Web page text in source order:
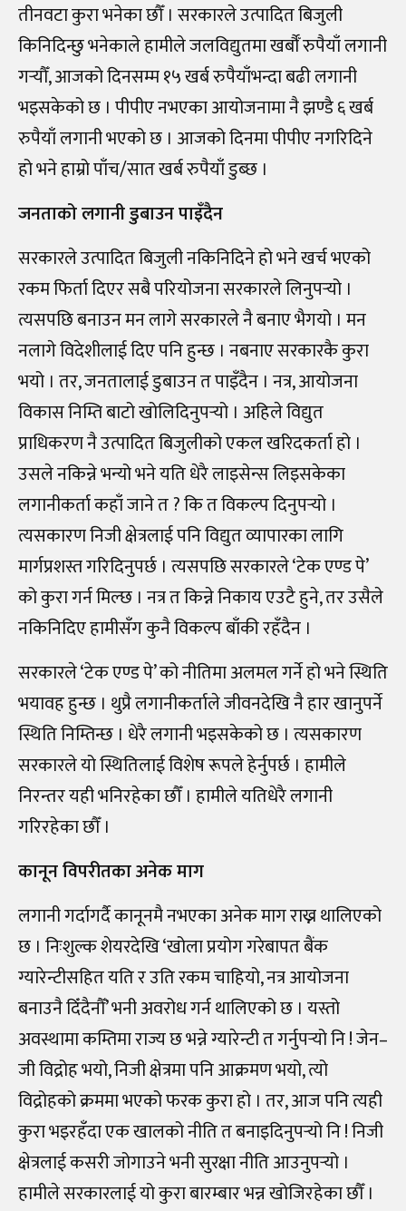
तीनवटा कुरा भनेका छौँ । सरकारले उत्पादित बिजुली
किनिदिन्छु भनेकाले हामीले जलविद्युतमा खर्बौँ रुपैयाँ लगानी
गर्‍यौँ, आजको दिनसम्म १५ खर्ब रुपैयाँभन्दा बढी लगानी
भइसकेको छ । पीपीए नभएका आयोजनामा नै झण्डै ६ खर्ब
रुपैयाँ लगानी भएको छ । आजको दिनमा पीपीए नगरिदिने
हो भने हाम्रो पाँच/सात खर्ब रुपैयाँ डुब्छ ।
जनताको लगानी डुबाउन पाइँदैन
सरकारले उत्पादित बिजुली नकिनिदिने हो भने खर्च भएको
रकम फिर्ता दिएर सबै परियोजना सरकारले लिनुपर्‍यो ।
त्यसपछि बनाउन मन लागे सरकारले नै बनाए भैगयो । मन
नलागे विदेशीलाई दिए पनि हुन्छ । नबनाए सरकारकै कुरा
भयो । तर, जनतालाई डुबाउन त पाइँदैन । नत्र, आयोजना
विकास निम्ति बाटो खोलिदिनुपर्‍यो । अहिले विद्युत
प्राधिकरण नै उत्पादित बिजुलीको एकल खरिदकर्ता हो ।
उसले नकिन्ने भन्यो भने यति धेरै लाइसेन्स लिइसकेका
लगानीकर्ता कहाँ जाने त ? कि त विकल्प दिनुपर्‍यो ।
त्यसकारण निजी क्षेत्रलाई पनि विद्युत व्यापारका लागि
मार्गप्रशस्त गरिदिनुपर्छ । त्यसपछि सरकारले ‘टेक एण्ड पे’
को कुरा गर्न मिल्छ । नत्र त किन्ने निकाय एउटै हुने, तर उसैले
नकिनिदिए हामीसँग कुनै विकल्प बाँकी रहँदैन ।
सरकारले ‘टेक एण्ड पे’ को नीतिमा अलमल गर्ने हो भने स्थिति
भयावह हुन्छ । थुप्रै लगानीकर्ताले जीवनदेखि नै हार खानुपर्ने
स्थिति निम्तिन्छ । धेरै लगानी भइसकेको छ । त्यसकारण
सरकारले यो स्थितिलाई विशेष रूपले हेर्नुपर्छ । हामीले
निरन्तर यही भनिरहेका छौँ । हामीले यतिधेरै लगानी
गरिरहेका छौँ ।
कानून विपरीतका अनेक माग
लगानी गर्दागर्दै कानूनमै नभएका अनेक माग राख्न थालिएको
छ । निःशुल्क शेयरदेखि ‘खोला प्रयोग गरेबापत बैंक
ग्यारेन्टीसहित यति र उति रकम चाहियो, नत्र आयोजना
बनाउनै दिँदैनौँ’ भनी अवरोध गर्न थालिएको छ । यस्तो
अवस्थामा कम्तिमा राज्य छ भन्ने ग्यारेन्टी त गर्नुपर्‍यो नि ! जेन–
जी विद्रोह भयो, निजी क्षेत्रमा पनि आक्रमण भयो, त्यो
विद्रोहको क्रममा भएको फरक कुरा हो । तर, आज पनि त्यही
कुरा भइरहँदा एक खालको नीति त बनाइदिनुपर्‍यो नि ! निजी
क्षेत्रलाई कसरी जोगाउने भनी सुरक्षा नीति आउनुपर्‍यो ।
हामीले सरकारलाई यो कुरा बारम्बार भन्न खोजिरहेका छौँ ।